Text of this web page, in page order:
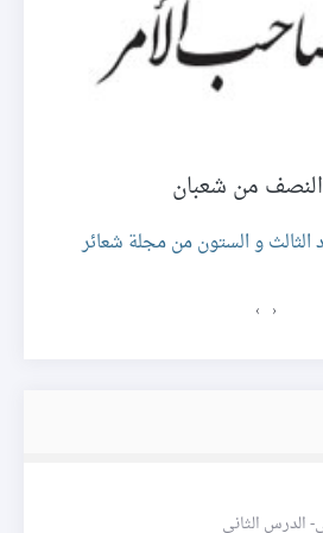
النصف من شعبان
الثالث و الستون من مجلة شعائر
‹
›
الدرس الثاني